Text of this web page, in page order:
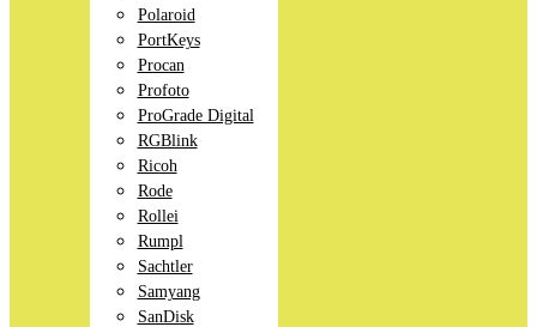
Polaroid
PortKeys
Procan
Profoto
ProGrade Digital
RGBlink
Ricoh
Rode
Rollei
Rumpl
Sachtler
Samyang
SanDisk